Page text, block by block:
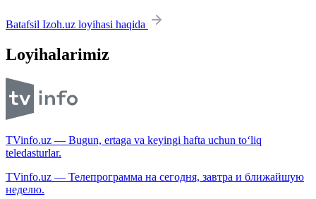
Batafsil Izoh.uz loyihasi haqida
Loyihalarimiz
TVinfo.uz — Bugun, ertaga va keyingi hafta uchun to‘liq
teledasturlar.
TVinfo.uz — Телепрограмма на сегодня, завтра и ближайшую
неделю.